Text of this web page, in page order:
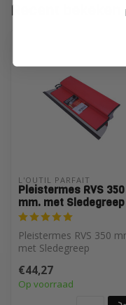
Recent bekeken
L'OUTIL PARFAIT
Pleistermes RVS 350
mm. met Sledegreep
Pleistermes RVS 350
met Sledegreep
€44,27
Op voorraad